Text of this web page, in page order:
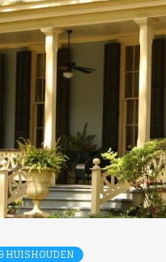
HUISHOUDEN